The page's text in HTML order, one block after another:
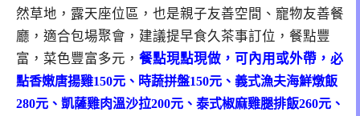
然草地，露天座位區，也是親子友善空間、寵物友善餐
廳，適合包場聚會，建議提早食久茶事訂位，餐點豐
富，菜色豐富多元， 餐點現點現做，可內用或外帶， 必
點香嫩唐揚雞150元、時蔬拼盤150元、義式漁夫海鮮燉飯
280元、凱薩雞肉溫沙拉200元、泰式椒麻雞腿排飯260元、